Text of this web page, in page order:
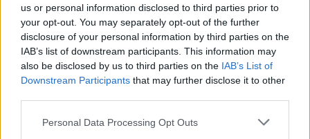
us or personal information disclosed to third parties prior to
your opt-out. You may separately opt-out of the further
disclosure of your personal information by third parties on the
IAB’s list of downstream participants. This information may
also be disclosed by us to third parties on the IAB’s List of
Downstream Participants that may further disclose it to other
Personal Data Processing Opt Outs
Steur kiest voor Newcastle na gemiste
duidelijkheid bij Ajax
Blind kan bij Ajax de speler naast Míchel worden
“Twente was toen niet haalbaar”: Weghorst blikt